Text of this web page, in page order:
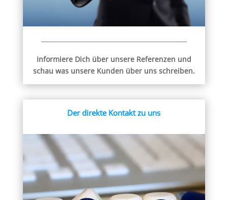
Informiere Dich über unsere Referenzen und
schau was unsere Kunden über uns schreiben.
Der direkte Kontakt zu uns